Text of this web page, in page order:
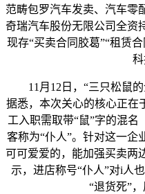
范畴包罗汽车发卖、汽车零
奇瑞汽车股份无限公司全资
现存“买卖合同胶葛”“租赁
科
11月12日，“三只松鼠的
据悉，本次关心的核心正在
工入职需取带“鼠”字的混名
客称为“仆人”。针对这一企
可可爱爱的，能加强买卖两
示，进店称号“仆人”对i人
“退货死”，